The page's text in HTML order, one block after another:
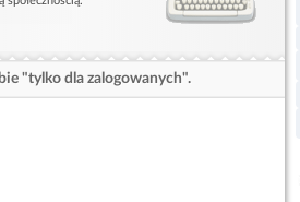
"tylko dla zalogowanych".